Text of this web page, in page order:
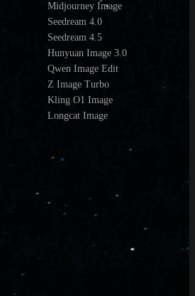
Midjourney Image
Seedream 4.0
Seedream 4.5
Hunyuan Image 3.0
Qwen Image Edit
Z Image Turbo
Kling O1 Image
Longcat Image